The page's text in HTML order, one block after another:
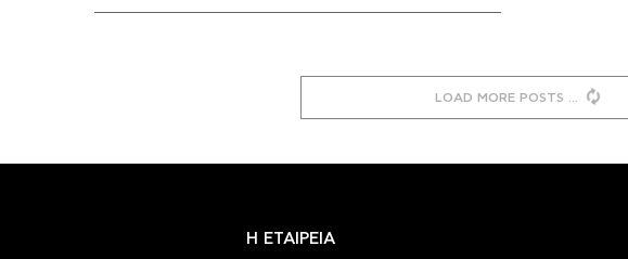
LOAD MORE POSTS
Η ΕΤΑΙΡΕΙΑ